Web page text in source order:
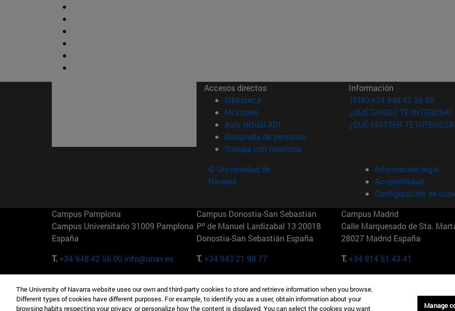
Accesos directos
Biblioteca (abre en nueva ventana)
Mi correo(abre en nueva ventana)
Aula virtual ADI (abre en nueva ventana)
Búsqueda de personas(abre en nueva ventana)
Trabaja con nosotros(abre en nueva ventana)
Información
TFNO +34 948 42 56 00
¿QUÉ GRADO TE INTERESA?
¿QUÉ MÁSTER TE
© Universidad de
Navarra
Información legal
Accesibilidad
Configuración de
Campus Pamplona
Campus Universitario 31009 Pamplona
España
T.+34 948 42 56 00 info@unav.es
Campus Donostia-San Sebastián
Pº de Manuel Lardizabal 13 20018
Donostia-San Sebastián España
T.+34 943 21 98 77
Campus Madrid
Calle Marquesado de Sta.
28027 Madrid España
T.+34 914 51 43 41
Camino del Cerro Águila 3 28023
Madrid España
165 W 57th St 10019-2201 Nueva York
EE.UU
Maria-Theresia-Straße 15
Múnich Alemania
The University of Navarra website uses our own and third-party cookies to store and retrieve information when you browse.
Different types of cookies have different purposes. For example, to identify you as a user, obtain information about your
browsing habits respecting your privacy, or personalize how the content is displayed. You can select the cookies you want
Manage